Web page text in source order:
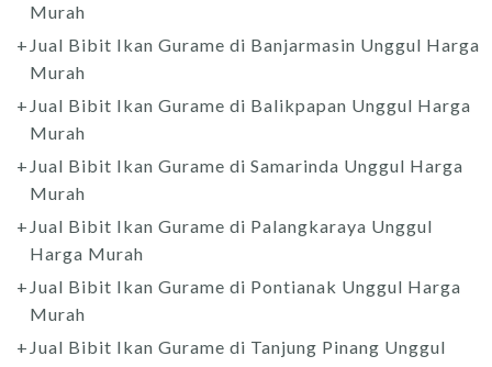
Murah
Jual Bibit Ikan Gurame di Banjarmasin Unggul Harga
Murah
Jual Bibit Ikan Gurame di Balikpapan Unggul Harga
Murah
Jual Bibit Ikan Gurame di Samarinda Unggul Harga
Murah
Jual Bibit Ikan Gurame di Palangkaraya Unggul
Harga Murah
Jual Bibit Ikan Gurame di Pontianak Unggul Harga
Murah
Jual Bibit Ikan Gurame di Tanjung Pinang Unggul